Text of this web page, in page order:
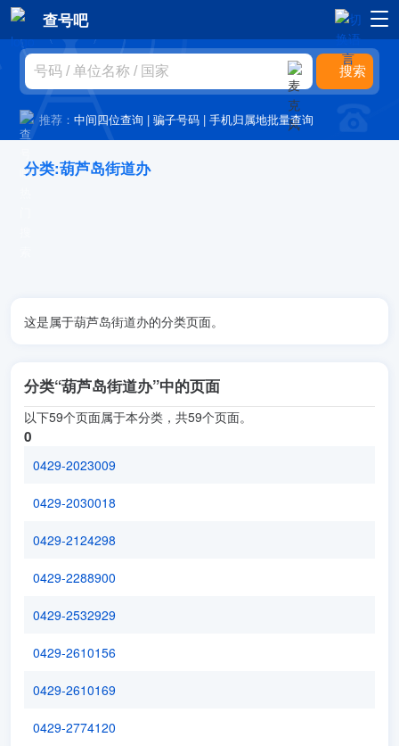
查号吧
推荐：中间四位查询 |骗子号码 |手机归属地批量查询
分类:葫芦岛街道办
这是属于葫芦岛街道办的分类页面。
分类“葫芦岛街道办”中的页面
以下59个页面属于本分类，共59个页面。
0
0429-2023009
0429-2030018
0429-2124298
0429-2288900
0429-2532929
0429-2610156
0429-2610169
0429-2774120